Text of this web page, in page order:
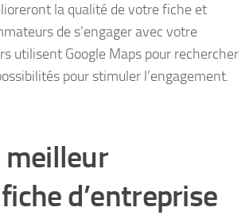
la qualité de votre fiche et
de s’engager avec votre
utilisent Google Maps pour rechercher
pour stimuler l’engagement.
meilleur
d’entreprise